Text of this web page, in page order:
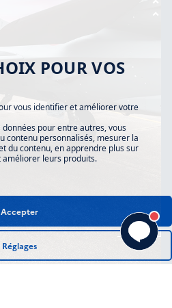
d’accessibilité
POUR VOS
vous identifier et améliorer votre
pour entre autres, vous
contenu personnalisés, mesurer la
du contenu, en apprendre plus sur
améliorer leurs produits.
Accepter
Réglages